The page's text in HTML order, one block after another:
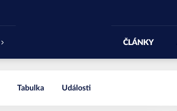
ČLÁNKY
Tabulka Události